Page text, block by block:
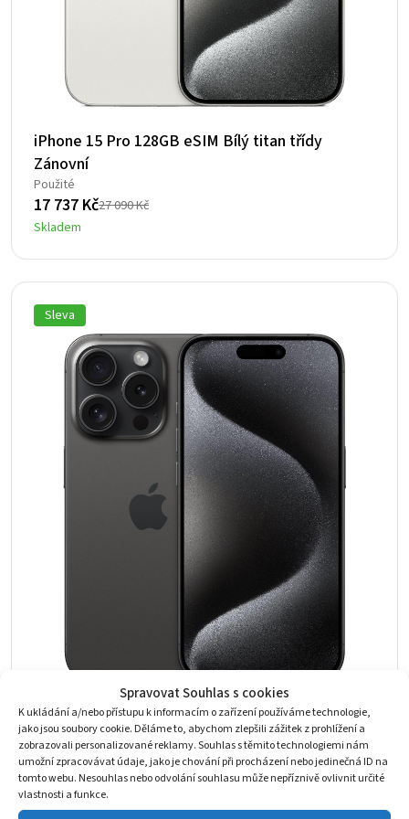
Spravovat Souhlas s cookies
K ukládání a/nebo přístupu k informacím o zařízení používáme technologie,
jako jsou soubory cookie. Děláme to, abychom zlepšili zážitek z prohlížení a
zobrazovali personalizované reklamy. Souhlas s těmito technologiemi nám
umožní zpracovávat údaje, jako je chování při procházení nebo jedinečná ID na
tomto webu. Nesouhlas nebo odvolání souhlasu může nepříznivě ovlivnit určité
vlastnosti a funkce.
iPhone 15 Pro 128GB eSIM Bílý titan třídy
Zánovní
Použité
27 090Kč
Původní
cena
byla:
27
090 Kč.
17 737 Kč
Aktuální
cena
je:
17
737 Kč.
Skladem
Sleva
iPhone 15 Pro 128GB eSIM Černý titan třídy
Výborný
Použité
27 090Kč
Původní
cena
15 777Kč
Aktuální
cena
Skladem 1 ks